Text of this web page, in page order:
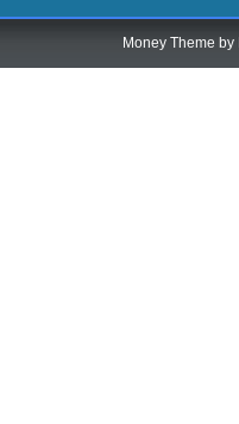
Money Theme by